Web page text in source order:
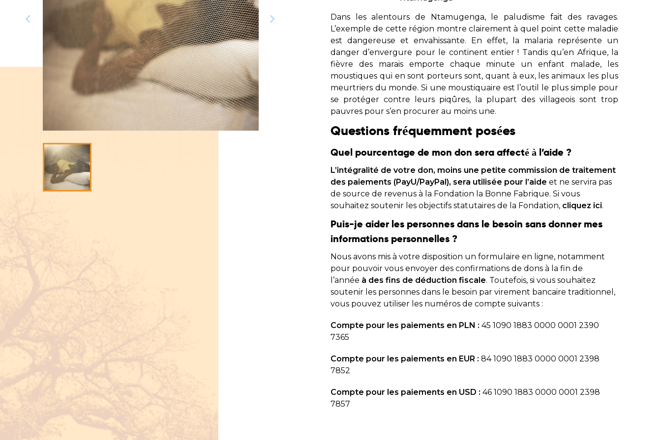
lui
Souffle de vie
Sauvez un enfant souffrant de la
maladie de la faim et soutenez
l’éducation des parents
Consultez la liste des endroits où votre
aide parvient
Rapports financiers
Vérifiez comment nous utilisons les
dons
Objectifs statutaires
Voir les objectifs de notre organisation
Contact
Contactez-nous !
Dans les alentours de Ntamugenga, le paludisme fait des ravages.
L’exemple de cette région montre clairement à quel point cette maladie
est dangereuse et envahissante. En effet, la malaria représente un
danger d’envergure pour le continent entier ! Tandis qu’en Afrique, la
fièvre des marais emporte chaque minute un enfant malade, les
moustiques qui en sont porteurs sont, quant à eux, les animaux les plus
meurtriers du monde. Si une moustiquaire est l’outil le plus simple pour
se protéger contre leurs piqûres, la plupart des villageois sont trop
pauvres pour s’en procurer au moins une.
Questions fréquemment posées
Quel pourcentage de mon don sera affecté à l’aide ?
L’intégralité de votre don, moins une petite commission de traitement
des paiements (PayU/PayPal), sera utilisée pour l’aide et ne servira pas
de source de revenus à la Fondation la Bonne Fabrique. Si vous
souhaitez soutenir les objectifs statutaires de la Fondation, cliquez ici.
Puis-je aider les personnes dans le besoin sans donner mes
informations personnelles ?
Nous avons mis à votre disposition un formulaire en ligne, notamment
pour pouvoir vous envoyer des confirmations de dons à la fin de
l’année à des fins de déduction fiscale. Toutefois, si vous souhaitez
soutenir les personnes dans le besoin par virement bancaire traditionnel,
vous pouvez utiliser les numéros de compte suivants :
Compte pour les paiements en PLN : 45 1090 1883 0000 0001 2390
7365
Compte pour les paiements en EUR : 84 1090 1883 0000 0001 2398
7852
Compte pour les paiements en USD : 46 1090 1883 0000 0001 2398
7857